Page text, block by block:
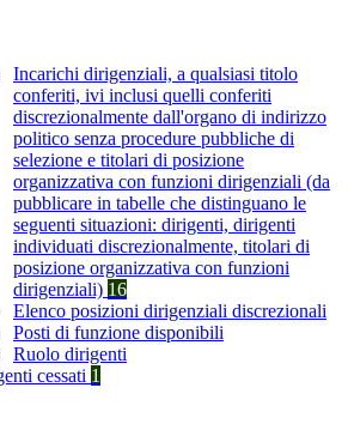
Incarichi dirigenziali, a qualsiasi titolo
conferiti, ivi inclusi quelli conferiti
discrezionalmente dall'organo di indirizzo
politico senza procedure pubbliche di
selezione e titolari di posizione
organizzativa con funzioni dirigenziali (da
pubblicare in tabelle che distinguano le
seguenti situazioni: dirigenti, dirigenti
individuati discrezionalmente, titolari di
posizione organizzativa con funzioni
dirigenziali) 16
Elenco posizioni dirigenziali discrezionali
Posti di funzione disponibili
Ruolo dirigenti
cessati 1